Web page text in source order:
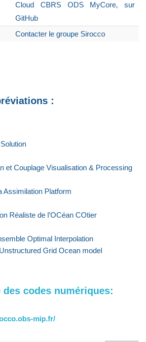
Cloud CBRS ODS MyCore, sur
GitHub
Contacter le groupe Sirocco
:
et Couplage Visualisation & Processing
Assimilation Platform
Réaliste de l’OCéan COtier
Optimal Interpolation
Grid Ocean model
codes numériques:
mip.fr/